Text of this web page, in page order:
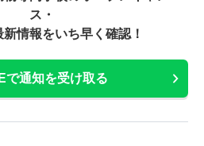
ス・
情報をいち早く確認！
で通知を受け取る